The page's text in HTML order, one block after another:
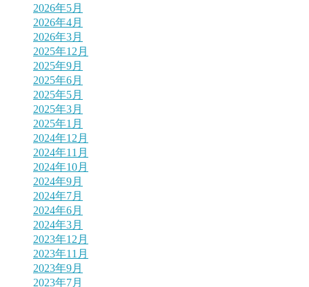
2026年5月
2026年4月
2026年3月
2025年12月
2025年9月
2025年6月
2025年5月
2025年3月
2025年1月
2024年12月
2024年11月
2024年10月
2024年9月
2024年7月
2024年6月
2024年3月
2023年12月
2023年11月
2023年9月
2023年7月